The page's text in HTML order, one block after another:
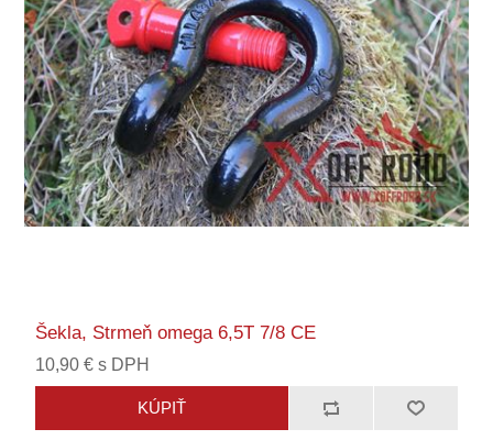
Šekla, Strmeň omega 6,5T 7/8 CE
10,90 € s DPH